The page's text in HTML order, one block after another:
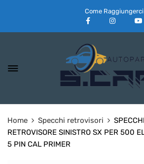
Come Raggiungerci
Home Specchi retrovisori
RETROVISORE SINISTRO SX PER 500
5 PIN CAL PRIMER